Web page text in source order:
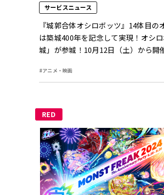
サービスニュース
『城郭合体オシロボッツ』14体目の
は築城400年を記念して実現！オシ
城」が参城！10月12日（土）から開
#アニメ・映画
RED